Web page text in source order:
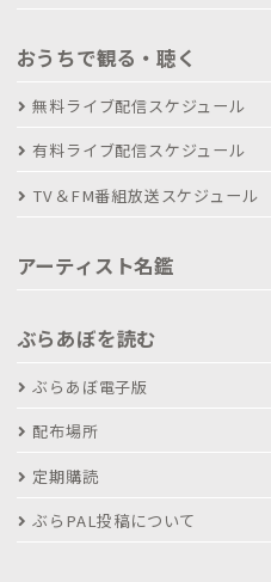
おうちで観る・聴く
無料ライブ配信スケジュール
有料ライブ配信スケジュール
TV＆FM番組放送スケジュール
アーティスト名鑑
ぶらあぼを読む
ぶらあぼ電子版
配布場所
定期購読
ぶらPAL投稿について